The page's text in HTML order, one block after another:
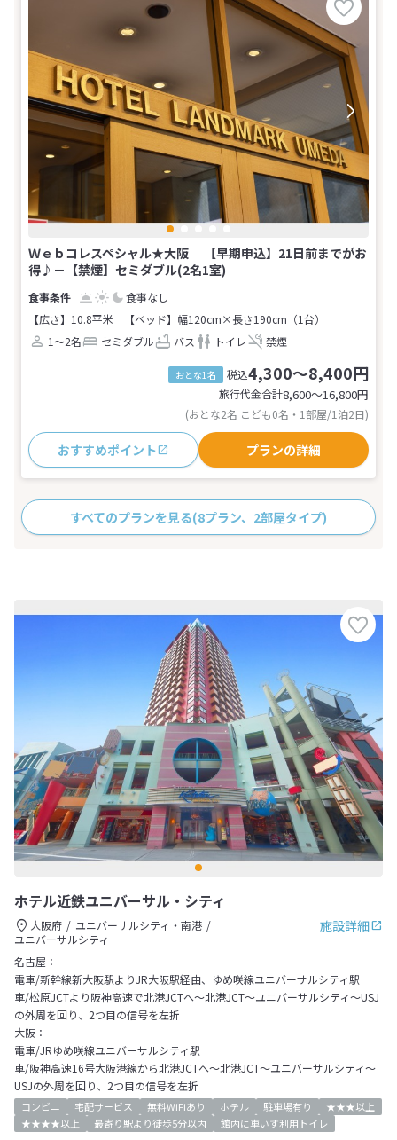
Ｗｅｂコレスペシャル★大阪 【早期申込】21日前までがお
得♪－【禁煙】セミダブル(2名1室)
食事なし
【広さ】10.8平米
【ベッド】幅120cm×長さ190cm（1台）
1～2名
セミダブル バス トイレ 禁煙
おとな1名 税込4,300～8,400円
旅行代金合計8,600〜16,800円
(おとな2名 こども0名・1部屋/1泊2日)
おすすめポイント プランの詳細
すべてのプランを見る(8プラン、2部屋タイプ)
ホテル近鉄ユニバーサル・シティ
施設詳細
大阪府
ユニバーサルシティ・南港
ユニバーサルシティ
名古屋：
電車/新幹線新大阪駅よりJR大阪駅経由、ゆめ咲線ユニバーサルシティ駅
車/松原JCTより阪神高速で北港JCTへ～北港JCT～ユニバーサルシティ～USJ
の外周を回り、2つ目の信号を左折
大阪：
電車/JRゆめ咲線ユニバーサルシティ駅
車/阪神高速16号大阪港線から北港JCTへ～北港JCT～ユニバーサルシティ～
USJの外周を回り、2つ目の信号を左折
コンビニ 宅配サービス 無料WiFiあり ホテル 駐車場有り
★★★以上
★★★★以上
最寄り駅より徒歩5分以内 館内に車いす利用トイレ